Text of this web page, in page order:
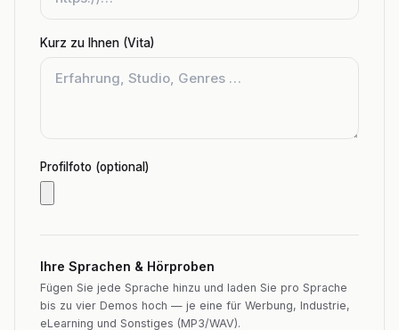
Kurz zu Ihnen (Vita)
Profilfoto (optional)
Ihre Sprachen & Hörproben
Fügen Sie jede Sprache hinzu und laden Sie pro Sprache
bis zu vier Demos hoch — je eine für Werbung, Industrie,
eLearning und Sonstiges (MP3/WAV).